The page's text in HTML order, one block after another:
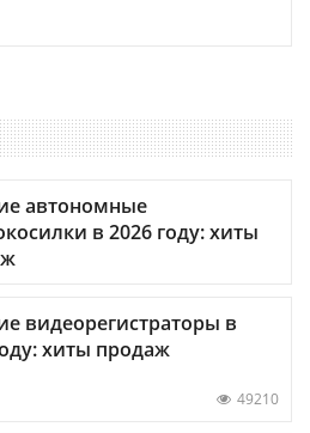
автономные
в 2026 году: хиты
видеорегистраторы в
хиты продаж
49210